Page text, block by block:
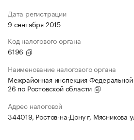
Дата регистрации
9 сентября 2015
Код налогового органа
6196
Наименование налогового органа
Межрайонная инспекция
26 по Ростовской области
Адрес налоговой
344019, Ростов-на-Дону г, Мясникова